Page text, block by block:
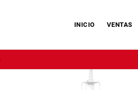
INICIO VENTAS